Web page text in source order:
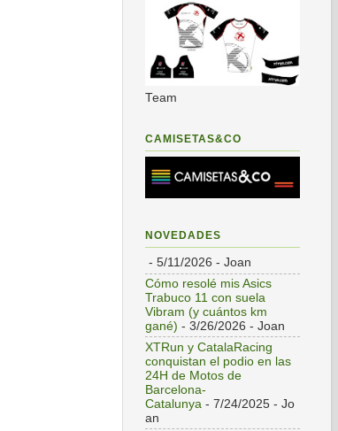
Team
CAMISETAS&CO
NOVEDADES
- 5/11/2026 - Joan
Cómo resolé mis Asics
Trabuco 11 con suela
Vibram (y cuántos km
gané) - 3/26/2026 - Joan
XTRun y CatalaRacing
conquistan el podio en las
24H de Motos de
Barcelona-
Catalunya - 7/24/2025 - Jo
an